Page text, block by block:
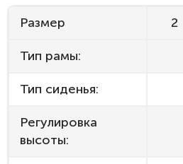
Размер 2
Тип рамы:
Тип сиденья:
Регулировка
высоты: